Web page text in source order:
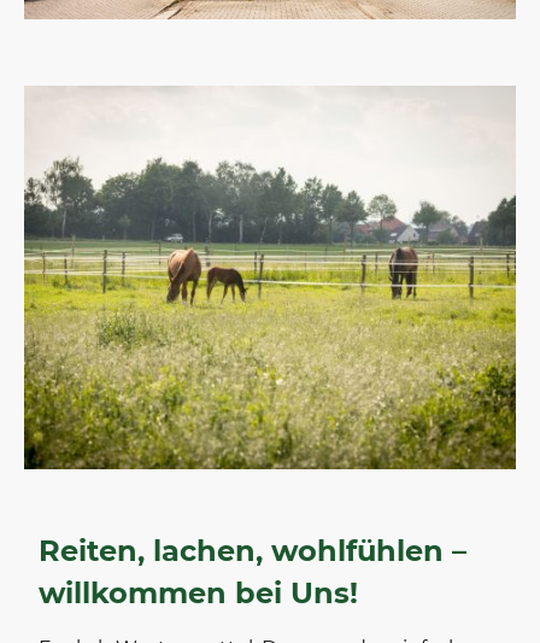
Reiten, lachen, wohlfühlen –
willkommen bei Uns!